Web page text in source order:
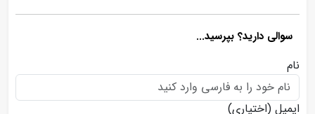
سوالی دارید؟ بپرسید...
نام
ایمیل (اختیاری)